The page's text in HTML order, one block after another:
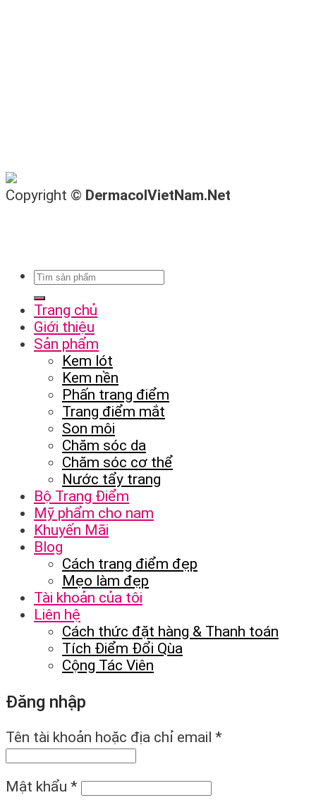
Copyright © DermacolVietNam.Net
Trang chủ
Giới thiệu
Sản phẩm
Kem lót
Kem nền
Phấn trang điểm
Trang điểm mắt
Son môi
Chăm sóc da
Chăm sóc cơ thể
Nước tẩy trang
Bộ Trang Điểm
Mỹ phẩm cho nam
Khuyến Mãi
Blog
Cách trang điểm đẹp
Mẹo làm đẹp
Tài khoản của tôi
Liên hệ
Cách thức đặt hàng & Thanh toán
Tích Điểm Đổi Qùa
Cộng Tác Viên
Đăng nhập
Tên tài khoản hoặc địa chỉ email *
Mật khẩu *